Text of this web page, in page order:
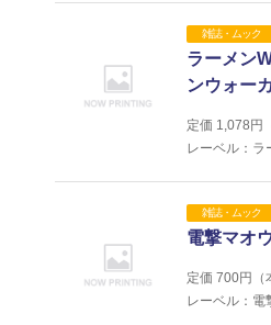
雑誌・ムック
ラーメン
ンウォー
定価 1,078 円
レーベル：ラ
雑誌・ムック
電撃マオ
定価 700円（
レーベル：電